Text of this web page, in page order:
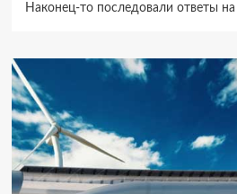
Наконец-то последовали ответы